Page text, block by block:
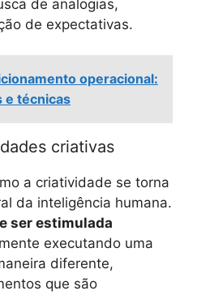
de analogias,
de expectativas.
operacional:
e técnicas
criativas
a criatividade se torna
da inteligência humana.
ser estimulada
executando uma
diferente,
que são